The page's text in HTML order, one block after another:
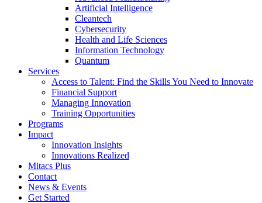
Artificial Intelligence
Cleantech
Cybersecurity
Health and Life Sciences
Information Technology
Quantum
Services
Access to Talent: Find the Skills You Need to Innovate
Financial Support
Managing Innovation
Training Opportunities
Programs
Impact
Innovation Insights
Innovations Realized
Mitacs Plus
Contact
News & Events
Get Started